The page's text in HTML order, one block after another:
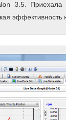
3.5.
эффективность